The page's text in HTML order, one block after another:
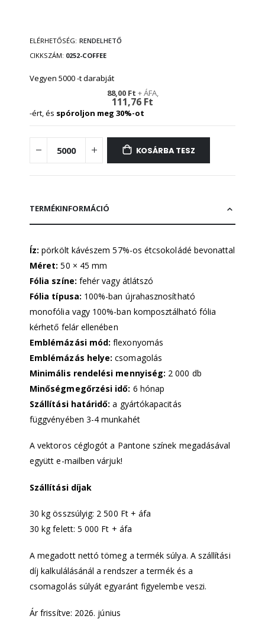
ELÉRHETŐSÉG: RENDELHETŐ
CIKKSZÁM 0252-COFFEE
Vegyen 5000 -t darabját
111,76 Ft
88,00 Ft
-ért, és spóroljon meg 30%-ot
KOSÁRBA TESZ
TERMÉKINFORMÁCIÓ
Íz: pörkölt kávészem 57%-os étcsokoládé bevonattal
Méret: 50 × 45 mm
Fólia színe: fehér vagy átlátszó
Fólia típusa: 100%-ban újrahasznosítható
monofólia vagy 100%-ban komposztálható fólia
kérhető felár ellenében
Emblémázási mód: flexonyomás
Emblémázás helye: csomagolás
Minimális rendelési mennyiség: 2 000 db
Minőségmegőrzési idő: 6 hónap
Szállítási határidő: a gyártókapacitás
függvényében 3-4 munkahét
A vektoros céglogót a Pantone színek megadásával
együtt e-mailben várjuk!
Szállítási díjak
30 kg összsúlyig: 2 500 Ft + áfa
30 kg felett: 5 000 Ft + áfa
A megadott nettó tömeg a termék súlya. A szállítási
díj kalkulálásánál a rendszer a termék és a
csomagolás súlyát egyaránt figyelembe veszi.
Ár frissítve: 2026. június